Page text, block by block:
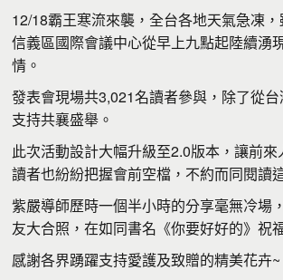
12/18霸王寒流來襲，全台各地天氣急凍
信義區國際會議中心從早上九點起陸續湧
情。
發表會現場共3,021名讀者參與，除了從
支持共襄盛舉。
此次活動設計大幅升級至2.0版本，讓前
讀者也紛紛把握會前空檔，不約而同閱讀
紫嚴導師歷時一個半小時的分享毫無冷場
友大合照，在如同書名《你要好好的》祝
感謝各界踴躍支持愛護及致贈的精美花卉~